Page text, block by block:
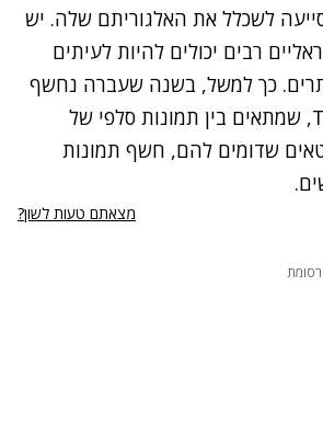
לשכלל את האלגוריתם שלה. יש
רבים יכולים להיות לעיתים
כך למשל, בשנה שעברה נחשף
שיישומון Twinning, שמתאים בין תמונות סלפי של
שדומים להם, חשף תמונות
מצאתם טעות לשון?